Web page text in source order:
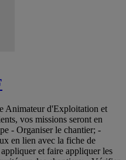
Animateur d'Exploitation et
vos missions seront en
- Organiser le chantier; -
en lien avec la fiche de
et faire appliquer les